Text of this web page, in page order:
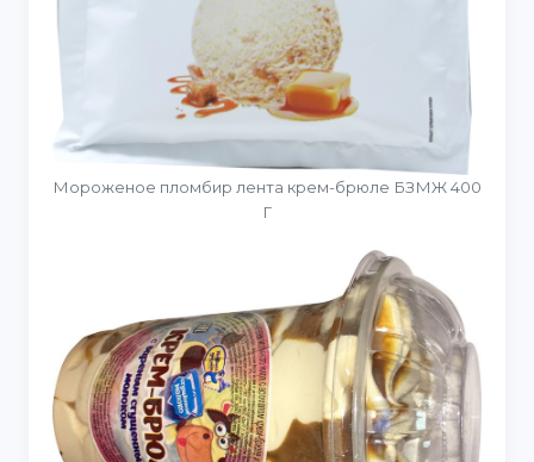
Мороженое пломбир лента крем-брюле БЗМЖ 400
Г